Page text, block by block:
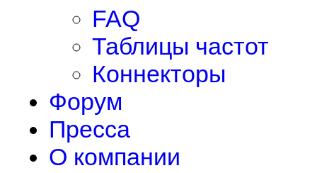
FAQ
Таблицы частот
Коннекторы
Форум
Пресса
О компании